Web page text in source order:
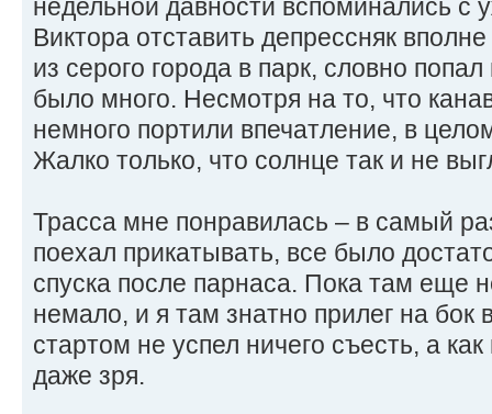
недельной давности вспоминались
Виктора отставить депрессняк
из серого города в парк, словно попал
было много. Несмотря на то, что
немного портили впечатление, в
Жалко только, что солнце так и не
Трасса мне понравилась – в самый
поехал прикатывать, все было
спуска после парнаса. Пока там еще
немало, и я там знатно прилег на бок
стартом не успел ничего съесть, а
даже зря.